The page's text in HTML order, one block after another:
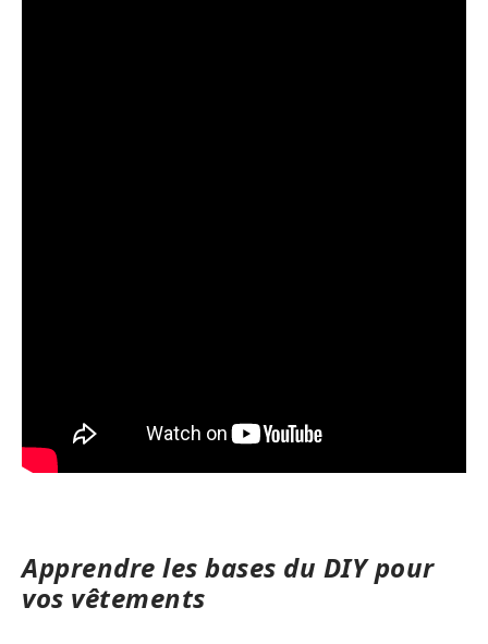
Apprendre les bases du DIY pour
vos vêtements